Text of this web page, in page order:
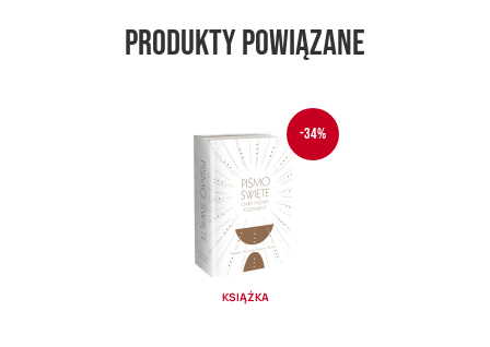
Produkty powiązane
-34%
KSIĄŻKA